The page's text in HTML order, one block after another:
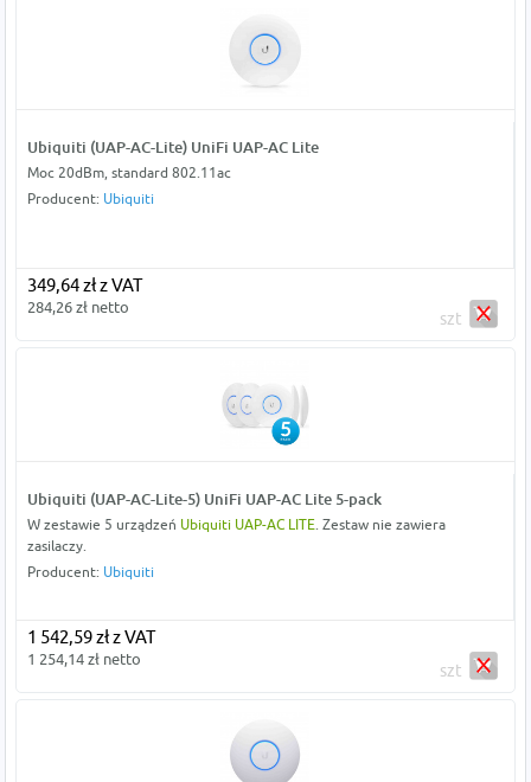
Ubiquiti (UAP-AC-Lite) UniFi UAP-AC Lite
Moc 20dBm, standard 802.11ac
Producent: Ubiquiti
349,64 zł z VAT
284,26 zł netto
szt
Ubiquiti (UAP-AC-Lite-5) UniFi UAP-AC Lite 5-pack
W zestawie 5 urządzeń Ubiquiti UAP-AC LITE. Zestaw nie zawiera
zasilaczy.
Producent: Ubiquiti
1 542,59 zł z VAT
1 254,14 zł netto
szt